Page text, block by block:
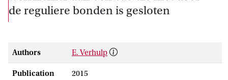
de reguliere bonden is gesloten
Authors E. Verhulp
Publication
2015